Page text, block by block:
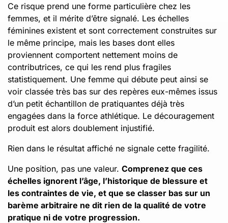
Ce risque prend une forme particulière chez les
femmes, et il mérite d’être signalé. Les échelles
féminines existent et sont correctement construites sur
le même principe, mais les bases dont elles
proviennent comportent nettement moins de
contributrices, ce qui les rend plus fragiles
statistiquement. Une femme qui débute peut ainsi se
voir classée très bas sur des repères eux-mêmes issus
d’un petit échantillon de pratiquantes déjà très
engagées dans la force athlétique. Le découragement
produit est alors doublement injustifié.
Rien dans le résultat affiché ne signale cette fragilité.
Une position, pas une valeur. Comprenez que ces
échelles ignorent l’âge, l’historique de blessure et
les contraintes de vie, et que se classer bas sur un
barème arbitraire ne dit rien de la qualité de votre
pratique ni de votre progression.